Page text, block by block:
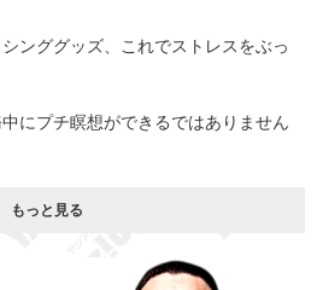
ンググッズ、これでストレスをぶっ
にプチ瞑想ができるではありません
もっと見る